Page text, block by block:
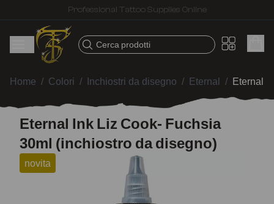
Fast shipping – Products selected for tattoo artists
Cerca prodotti
Home / Colori / Inchiostri da disegno / Eternal / Eternal
Eternal Ink Liz Cook- Fuchsia
30ml (inchiostro da disegno)
novita